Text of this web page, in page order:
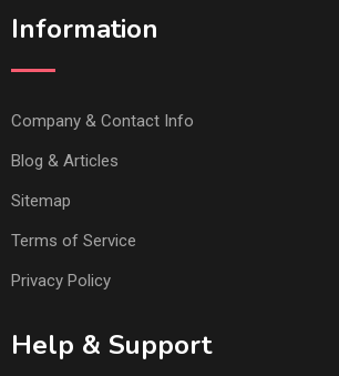
Information
Company & Contact Info
Blog & Articles
Sitemap
Terms of Service
Privacy Policy
Help & Support